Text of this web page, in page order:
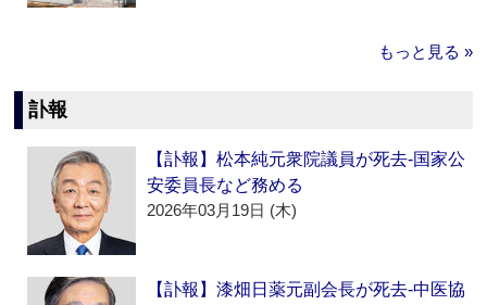
もっと見る »
訃報
【訃報】松本純元衆院議員が死去‐国家公
安委員長など務める
2026年03月19日 (木)
【訃報】漆畑日薬元副会長が死去‐中医協